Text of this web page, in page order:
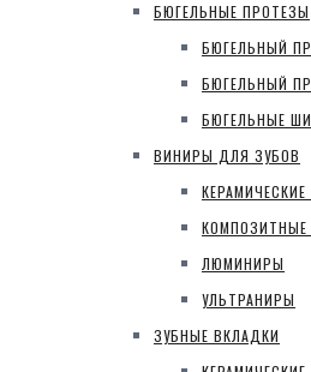
БЮГЕЛЬНЫЕ ПРОТЕЗЫ
БЮГЕЛЬНЫЙ
БЮГЕЛЬНЫЙ
БЮГЕЛЬНЫЕ
ВИНИРЫ ДЛЯ ЗУБОВ
ЛЮМИНИРЫ
УЛЬТРАНИРЫ
ЗУБНЫЕ ВКЛАДКИ